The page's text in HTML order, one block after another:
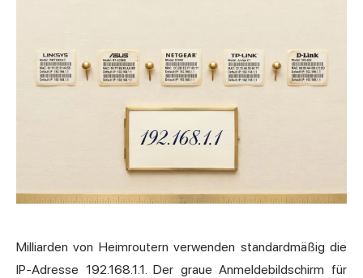
Milliarden von Heimroutern verwenden standardmäßig die
IP-Adresse 192.168.1.1. Der graue Anmeldebildschirm für